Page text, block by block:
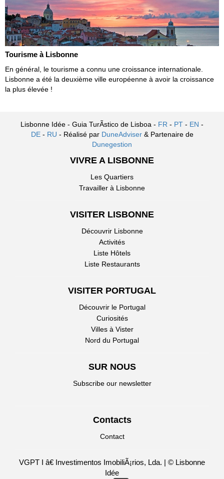
Tourisme à Lisbonne
En général, le tourisme a connu une croissance internationale.
Lisbonne a été la deuxième ville européenne à avoir la croissance
la plus élevée !
Lisbonne Idée - Guia TurÃ­stico de Lisboa - FR - PT - EN -
DE- RU - Réalisé par DuneAdviser & Partenaire de
Dunegestion
VIVRE A LISBONNE
Les Quartiers
Travailler à Lisbonne
VISITER LISBONNE
Découvrir Lisbonne
Activités
Liste Hôtels
Liste Restaurants
VISITER PORTUGAL
Découvrir le Portugal
Curiosités
Villes à Vister
Nord du Portugal
SUR NOUS
Subscribe our newsletter
Contacts
Contact
VGPT I â€ Investimentos ImobiliÃ¡rios, Lda. | © Lisbonne
Idée